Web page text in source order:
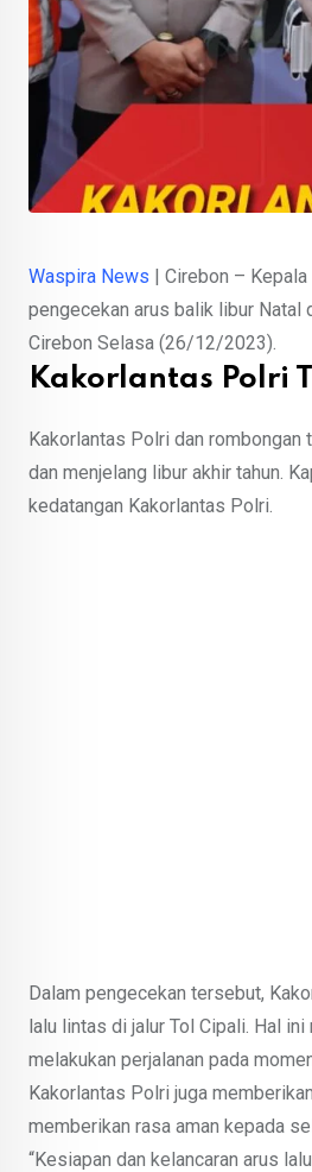
Waspira News | Cirebon –
pengecekan arus balik libur Natal
Cirebon Selasa (26/12/2023).
Kakorlantas Polri
Kakorlantas Polri dan rombongan
dan menjelang libur akhir tahun.
kedatangan Kakorlantas Polri.
Dalam pengecekan tersebut,
lalu lintas di jalur Tol Cipali. Hal
melakukan perjalanan pada
Kakorlantas Polri juga
memberikan rasa aman kepada
“Kesiapan dan kelancaran arus